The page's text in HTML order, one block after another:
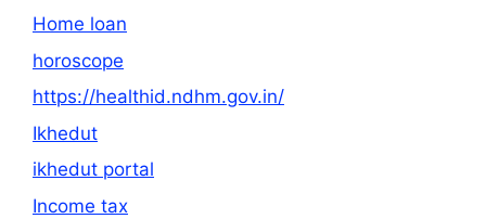
Home loan
horoscope
https://healthid.ndhm.gov.in/
Ikhedut
ikhedut portal
Income tax